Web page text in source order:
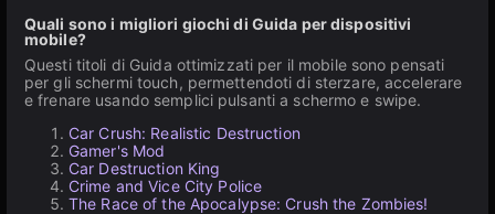
Quali sono i migliori giochi di Guida per dispositivi
mobile?
Questi titoli di Guida ottimizzati per il mobile sono pensati
per gli schermi touch, permettendoti di sterzare, accelerare
e frenare usando semplici pulsanti a schermo e swipe.
Car Crush: Realistic Destruction
Gamer's Mod
Car Destruction King
Crime and Vice City Police
The Race of the Apocalypse: Crush the Zombies!